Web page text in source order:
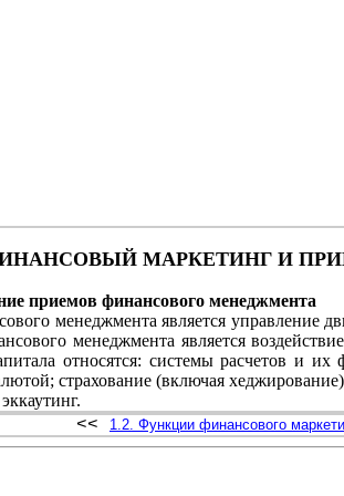
МАРКЕТИНГ И
приемов финансового менеджмента
менеджмента является управление
менеджмента является
относятся: системы расчетов и
страхование (включая
<< 1.2. Функции финансового